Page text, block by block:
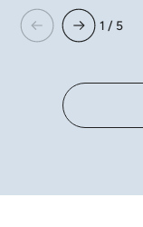
1 / 5